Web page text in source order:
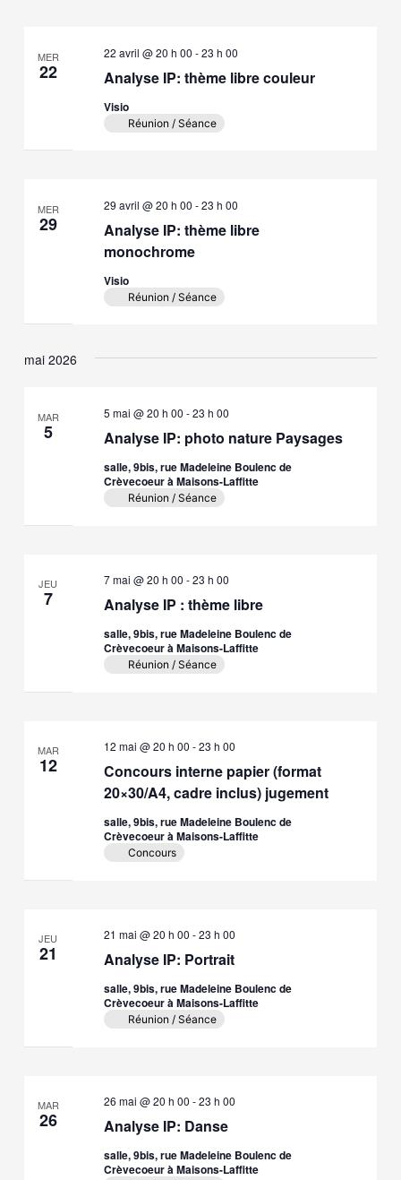
MER
22 Analyse IP: thème libre couleur
22 avril @ 20 h 00 -23 h 00
Visio
Réunion / Séance
MER
29
Analyse IP: thème libre
monochrome
29 avril @ 20 h 00 -23 h 00
Visio
Réunion / Séance
mai 2026
MAR
5 Analyse IP: photo nature Paysages
5 mai @ 20 h 00 -23 h 00
salle, 9bis, rue Madeleine Boulenc de
Crèvecoeur à Maisons-Laffitte
Réunion / Séance
JEU
7 Analyse IP : thème libre
7 mai @ 20 h 00 -23 h 00
salle, 9bis, rue Madeleine Boulenc de
Crèvecoeur à Maisons-Laffitte
Réunion / Séance
MAR
12
Concours interne papier (format
20×30/A4, cadre inclus) jugement
12 mai @ 20 h 00 -23 h 00
salle, 9bis, rue Madeleine Boulenc de
Crèvecoeur à Maisons-Laffitte
Concours
JEU
21 Analyse IP: Portrait
21 mai @ 20 h 00 -23 h 00
salle, 9bis, rue Madeleine Boulenc de
Crèvecoeur à Maisons-Laffitte
Réunion / Séance
MAR
26 Analyse IP: Danse
26 mai @ 20 h 00 -23 h 00
salle, 9bis, rue Madeleine Boulenc de
Crèvecoeur à Maisons-Laffitte